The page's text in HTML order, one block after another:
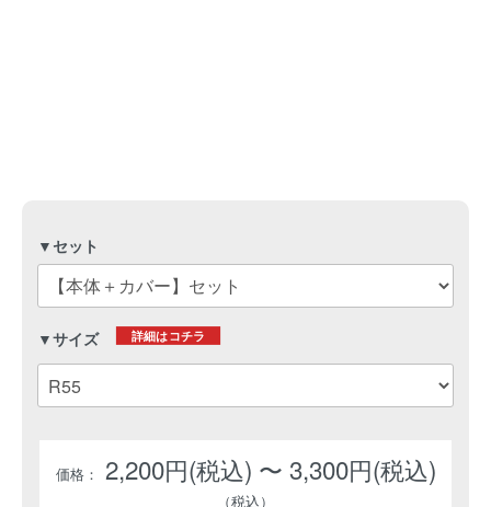
▼セット
▼サイズ 詳細はコチラ
2,200円(税込) 〜 3,300円(税込)